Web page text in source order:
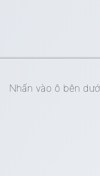
Nhấn vào ô bên